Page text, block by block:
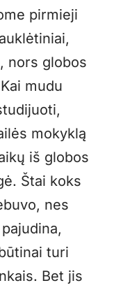
pirmieji
nors globos
mudu
mokyklą
iš globos
Štai koks
nes
turi
Bet jis